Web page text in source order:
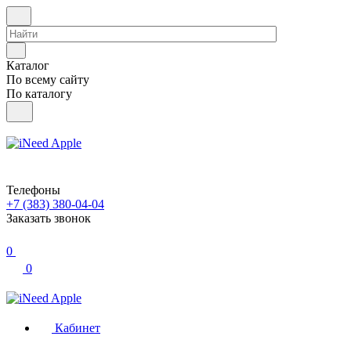
Каталог
По всему сайту
По каталогу
Телефоны
+7 (383) 380-04-04
Заказать звонок
0
0
Кабинет